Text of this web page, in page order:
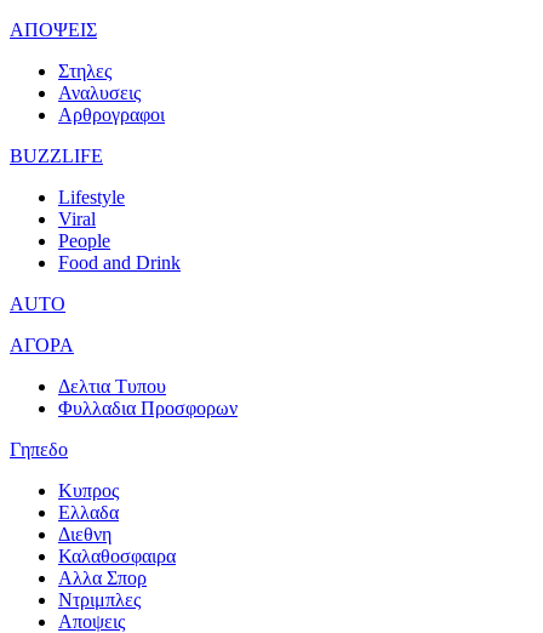
ΑΠΟΨΕΙΣ
Στηλες
Αναλυσεις
Αρθρογραφοι
BUZZLIFE
Lifestyle
Viral
People
Food and Drink
AUTO
ΑΓΟΡΑ
Δελτια Τυπου
Φυλλαδια Προσφορων
Γηπεδο
Κυπρος
Ελλαδα
Διεθνη
Καλαθοσφαιρα
Αλλα Σπορ
Ντριμπλες
Αποψεις